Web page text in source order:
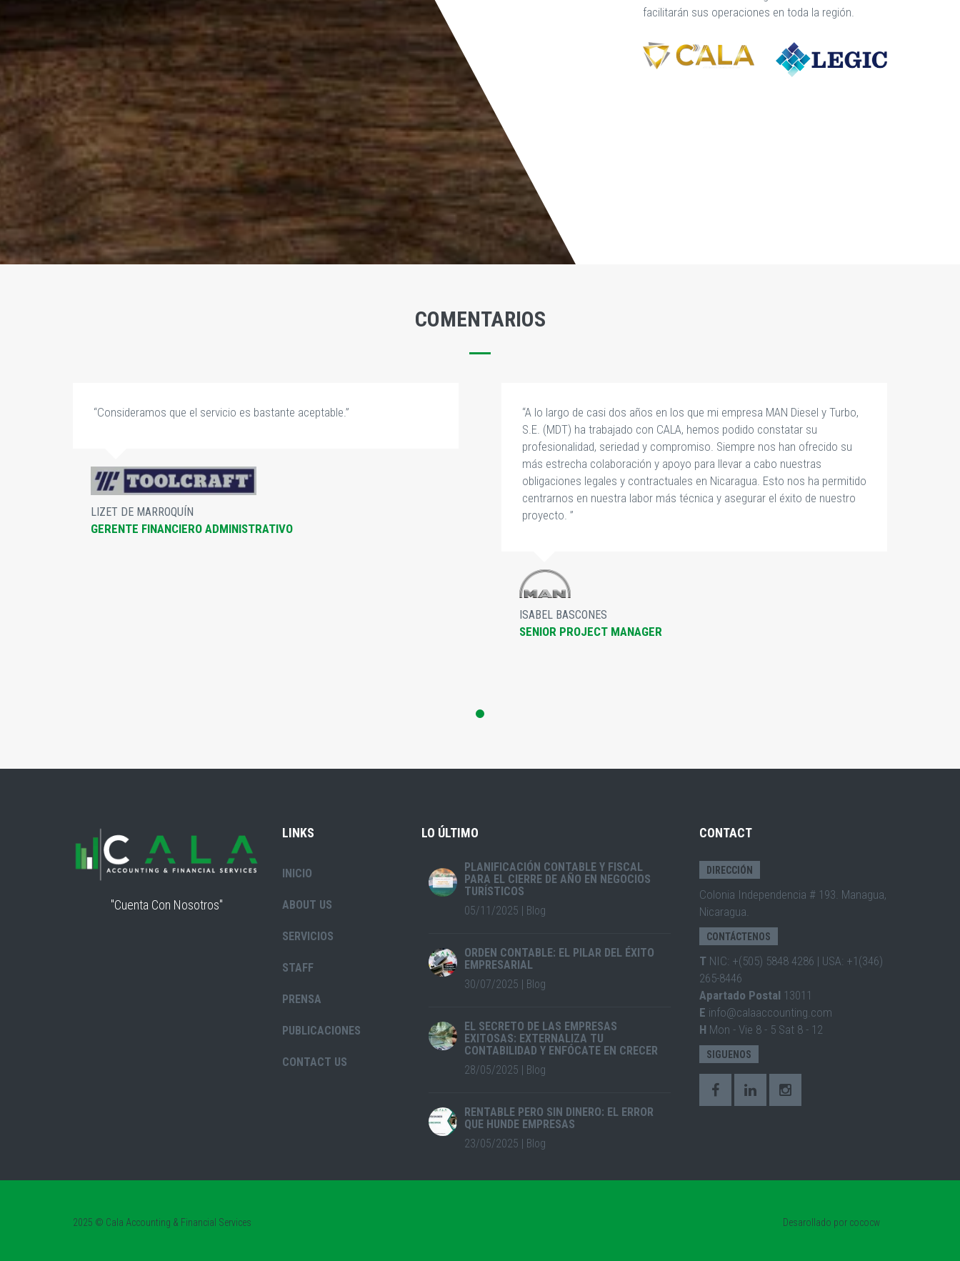
facilitarán sus operaciones en toda la región.
COMENTARIOS
“Consideramos que el servicio es bastante aceptable.”
LIZET DE MARROQUÍN
GERENTE FINANCIERO ADMINISTRATIVO
“A lo largo de casi dos años en los que mi empresa MAN Diesel y Turbo,
S.E. (MDT) ha trabajado con CALA, hemos podido constatar su
profesionalidad, seriedad y compromiso. Siempre nos han ofrecido su
más estrecha colaboración y apoyo para llevar a cabo nuestras
obligaciones legales y contractuales en Nicaragua. Esto nos ha permitido
centrarnos en nuestra labor más técnica y asegurar el éxito de nuestro
proyecto. ”
ISABEL BASCONES
SENIOR PROJECT MANAGER
"Cuenta Con Nosotros"
LINKS
INICIO
ABOUT US
SERVICIOS
STAFF
PRENSA
PUBLICACIONES
CONTACT US
LO ÚLTIMO
PLANIFICACIÓN CONTABLE Y FISCAL
PARA EL CIERRE DE AÑO EN NEGOCIOS
TURÍSTICOS
05/11/2025 | Blog
ORDEN CONTABLE: EL PILAR DEL ÉXITO
EMPRESARIAL
30/07/2025 | Blog
EL SECRETO DE LAS EMPRESAS
EXITOSAS: EXTERNALIZA TU
CONTABILIDAD Y ENFÓCATE EN CRECER
28/05/2025 | Blog
RENTABLE PERO SIN DINERO: EL ERROR
QUE HUNDE EMPRESAS
23/05/2025 | Blog
CONTACT
DIRECCIÓN
Colonia Independencia # 193. Managua,
Nicaragua.
CONTÁCTENOS
T NIC: +(505) 5848 4286 | USA: +1(346)
265-8446
Apartado Postal 13011
E info@calaaccounting.com
H Mon - Vie 8 - 5 Sat 8 - 12
SIGUENOS
2025 © Cala Accounting & Financial Services Desarollado por cococw